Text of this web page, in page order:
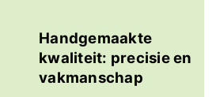
Handgemaakte
kwaliteit: precisie en
vakmanschap